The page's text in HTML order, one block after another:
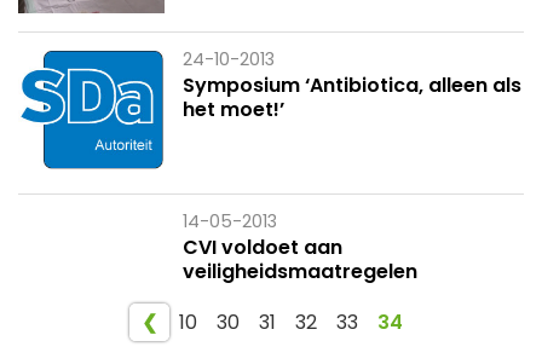
24-10-2013
Symposium ‘Antibiotica, alleen als
het moet!’
14-05-2013
CVI voldoet aan
veiligheidsmaatregelen
❮
10 30 31 32 33 34